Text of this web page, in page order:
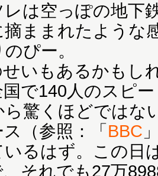
は空っぽの地下
摘ままれたような
ぴー。
いもあるかもし
で140人のスピ
ら驚くほどではな
（参照：「BBC
いるはず。この日
それでも27万